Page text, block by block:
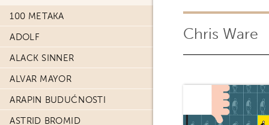
100 METAKA
ADOLF
ALACK SINNER
ALVAR MAYOR
ARAPIN BUDUĆNOSTI
ASTRID BROMID
Chris Ware